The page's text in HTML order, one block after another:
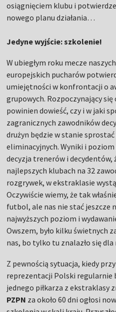
osiągnięciem klubu i
nowego planu działania…
Jedyne wyjście: szkolenie!
W ubiegłym roku mecze
europejskich pucharów
umiejętności w konfrontacji o
grupowych. Rozpoczynający
powinien dowieść, czy i w jaki
zagranicznych zawodników
drużyn będzie w stanie
eliminacyjnych. Wyniki i poziom
decyzja trenerów i decydentów,
najlepszych klubach na 32
rozgrywek, w ekstraklasie
Oczywiście wiemy, że tak
futbol, ale nas nie stać jeszcze
najwyższych poziom i
Owszem, było kilku świetnych
nas, bo tylko tu znalazło się dla
Z pewnością sytuacja, kiedy
reprezentacji Polski regularnie
jednego piłkarza z ekstraklasy
PZPN za około 60 dni ogłosi